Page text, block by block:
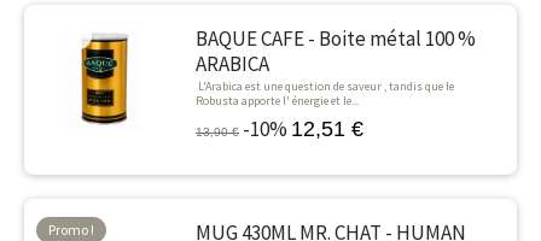
BAQUE CAFE - Boite métal 100 %
ARABICA
L'Arabica est une question de saveur , tandis que le
Robusta apporte l' énergie et le...
13,90 € -10% 12,51 €
MUG 430ML MR. CHAT - HUMAN
Promo !